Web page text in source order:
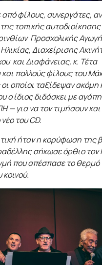
από φίλους, συνεργάτες,
τοπικής
Προσχολικής
Διαχείρισης
και Διαφάνειας, κ. Τέτα
και πολλούς φίλους του
οι οποίοι ταξίδεψαν ακόμη
ο ίδιος διδάσκει με
— για να τον τιμήσουν
του CD.
ήταν η κορύφωση της
σήκωσε όρθιο τον
που απέσπασε το θερμό